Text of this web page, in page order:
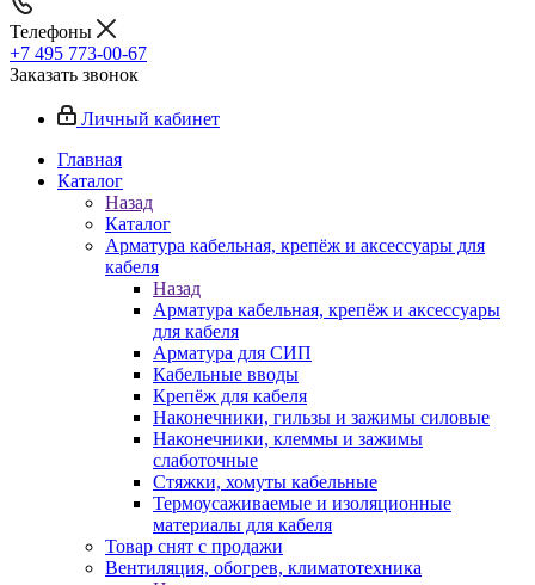
Телефоны
+7 495 773-00-67
Заказать звонок
Личный кабинет
Главная
Каталог
Назад
Каталог
Арматура кабельная, крепёж и аксессуары для
кабеля
Назад
Арматура кабельная, крепёж и аксессуары
для кабеля
Арматура для СИП
Кабельные вводы
Крепёж для кабеля
Наконечники, гильзы и зажимы силовые
Наконечники, клеммы и зажимы
слаботочные
Стяжки, хомуты кабельные
Термоусаживаемые и изоляционные
материалы для кабеля
Товар снят с продажи
Вентиляция, обогрев, климатотехника